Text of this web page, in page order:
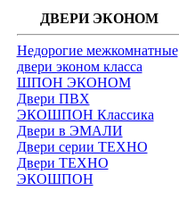
ДВЕРИ ЭКОНОМ
Недорогие межкомнатные
двери эконом класса
ШПОН ЭКОНОМ
Двери ПВХ
ЭКОШПОН Классика
Двери в ЭМАЛИ
Двери серии ТЕХНО
Двери ТЕХНО
ЭКОШПОН